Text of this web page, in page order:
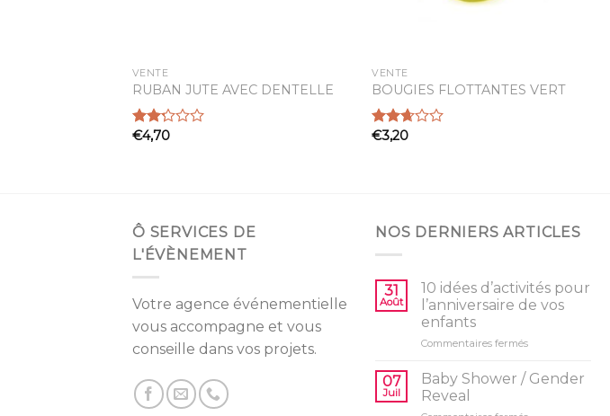
VENTE
RUBAN JUTE AVEC DENTELLE
Note
€4,70
VENTE
BOUGIES FLOTTANTES VERT
Note
€3,20
Ô SERVICES DE
L'ÉVÈNEMENT
Votre agence événementielle
vous accompagne et vous
conseille dans vos projets.
NOS DERNIERS ARTICLES
31
Août
10 idées d’activités pour
l’anniversaire de vos
enfants
Commentaires ferméssur
idées
07
Juil
Baby Shower / Gender
Reveal